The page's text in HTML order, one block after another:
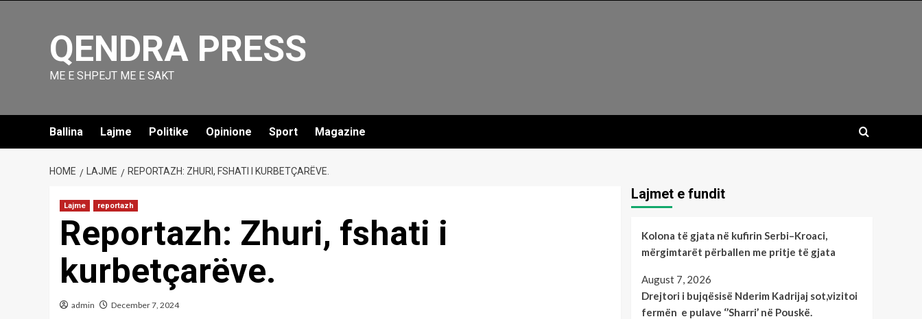
QENDRA PRESS
ME E SHPEJT ME E SAKT
Ballina Lajme Politike Opinione Sport Magazine
HOME LAJME REPORTAZH: ZHURI, FSHATI I KURBETÇARËVE.
Lajme reportazh
Reportazh: Zhuri, fshati i
kurbetçarëve.
admin December 7, 2024
Lajmet e fundit
Kolona të gjata në kufirin Serbi–Kroaci,
mërgimtarët përballen me pritje të gjata
August 7, 2026
Drejtori i bujqësisë Nderim Kadrijaj sot,vizitoi
fermën e pulave ‘’Sharri’ në Pouskë.